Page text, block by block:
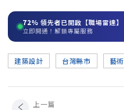
72% 領先者已開啟【職場雷達】
立即開通！解鎖專屬服務
建築設計 台灣縣市 藝術
上一篇